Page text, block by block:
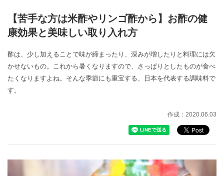
【苦手な方は米酢やリンゴ酢から】お酢の健
康効果と美味しい取り入れ方
酢は、少し加えることで味が締まったり、深みが増したりと料理には欠
かせないもの。これから暑くなりますので、さっぱりとしたものが食べ
たくなりますよね。そんな季節にも重宝する、日本を代表する調味料で
す。
作成：2020.06.03